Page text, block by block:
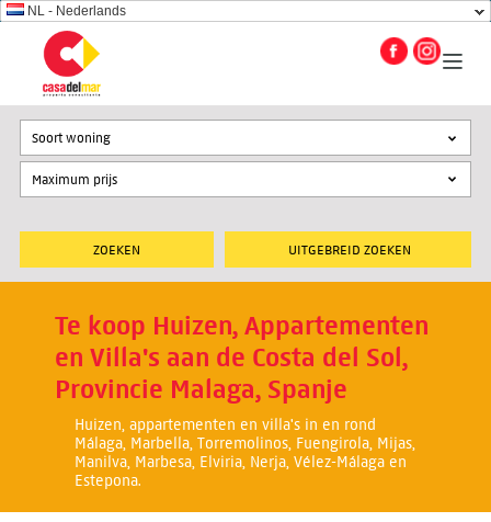
NL - Nederlands
UITGEBREID ZOEKEN
Soort woning
Te koop Huizen, Appartementen
en Villa's aan de Costa del Sol,
Provincie Malaga, Spanje
Huizen, appartementen en villa's in en rond
Málaga, Marbella, Torremolinos, Fuengirola, Mijas,
Manilva, Marbesa, Elviria, Nerja, Vélez-Málaga en
Estepona.